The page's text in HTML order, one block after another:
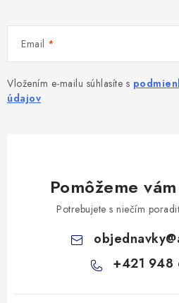
Email
Vložením e-mailu súhlasíte s
údajov
Pomôžeme
Potrebujete s niečím
objednavky@
+421 948